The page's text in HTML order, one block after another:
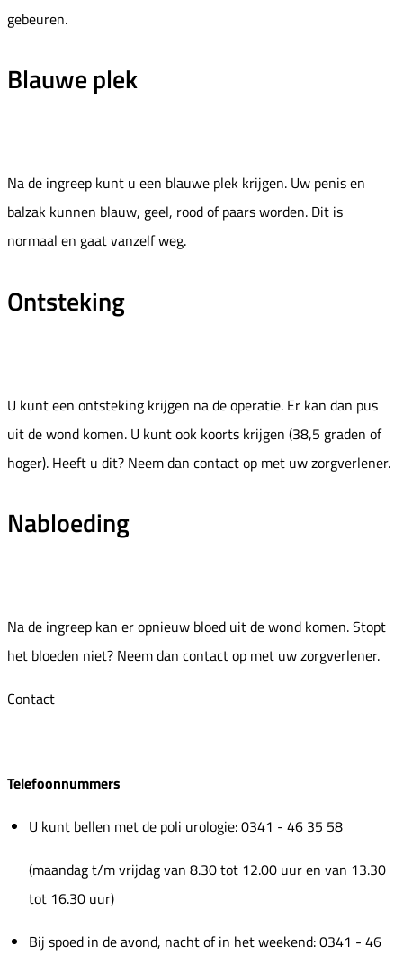
gebeuren.
Blauwe plek
Na de ingreep kunt u een blauwe plek krijgen. Uw penis en
balzak kunnen blauw, geel, rood of paars worden. Dit is
normaal en gaat vanzelf weg.
Ontsteking
U kunt een ontsteking krijgen na de operatie. Er kan dan pus
uit de wond komen. U kunt ook koorts krijgen (38,5 graden of
hoger). Heeft u dit? Neem dan contact op met uw zorgverlener.
Nabloeding
Na de ingreep kan er opnieuw bloed uit de wond komen. Stopt
het bloeden niet? Neem dan contact op met uw zorgverlener.
Contact
Telefoonnummers
U kunt bellen met de poli urologie: 0341 - 46 35 58
(maandag t/m vrijdag van 8.30 tot 12.00 uur en van 13.30
tot 16.30 uur)
Bij spoed in de avond, nacht of in het weekend: 0341 - 46